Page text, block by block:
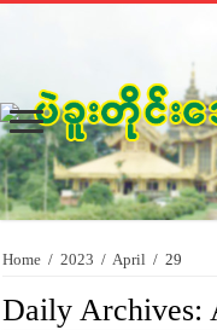
Home / 2023 / April / 29
Daily Archives: